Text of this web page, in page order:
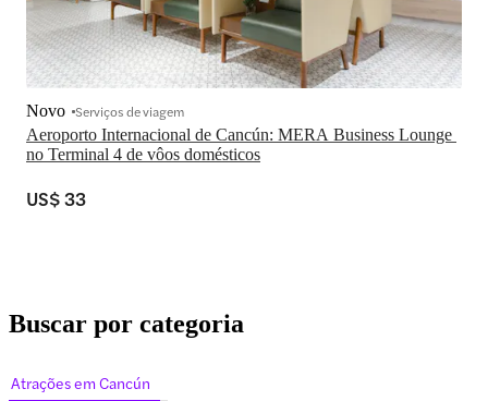
Aeroporto Internacional de Cancún: MERA Business Lounge
no Terminal 4 de vôos domésticos
Novo Serviços de viagem
US$ 33
Buscar por categoria
Atrações em Cancún